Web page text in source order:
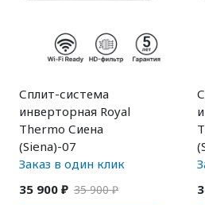
Сплит-система
инверторная Royal
Thermo Сиена
(Siena)-07
Заказ в один клик
35 900 ₽ 35 900 ₽